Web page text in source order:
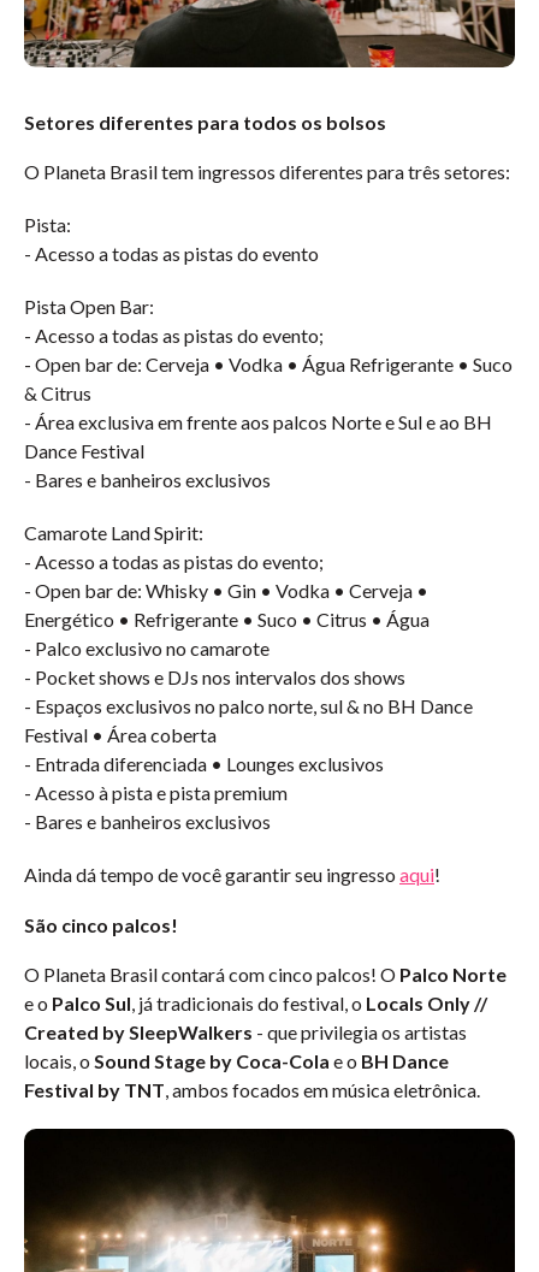
Setores diferentes para todos os bolsos
O Planeta Brasil tem ingressos diferentes para três setores:
Pista:
- Acesso a todas as pistas do evento
Pista Open Bar:
- Acesso a todas as pistas do evento;
- Open bar de: Cerveja • Vodka • Água Refrigerante • Suco
& Citrus
- Área exclusiva em frente aos palcos Norte e Sul e ao BH
Dance Festival
- Bares e banheiros exclusivos
Camarote Land Spirit:
- Acesso a todas as pistas do evento;
- Open bar de: Whisky • Gin • Vodka • Cerveja •
Energético • Refrigerante • Suco • Citrus • Água
- Palco exclusivo no camarote
- Pocket shows e DJs nos intervalos dos shows
- Espaços exclusivos no palco norte, sul & no BH Dance
Festival • Área coberta
- Entrada diferenciada • Lounges exclusivos
- Acesso à pista e pista premium
- Bares e banheiros exclusivos
Ainda dá tempo de você garantir seu ingresso aqui!
São cinco palcos!
O Planeta Brasil contará com cinco palcos! O Palco Norte
e o Palco Sul, já tradicionais do festival, o Locals Only //
Created by SleepWalkers - que privilegia os artistas
locais, o Sound Stage by Coca-Cola e o BH Dance
Festival by TNT, ambos focados em música eletrônica.